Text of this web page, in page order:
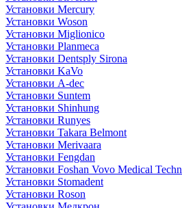
Установки Mercury
Установки Woson
Установки Miglionico
Установки Planmeca
Установки Dentsply Sirona
Установки KaVo
Установки A-dec
Установки Suntem
Установки Shinhung
Установки Runyes
Установки Takara Belmont
Установки Merivaara
Установки Fengdan
Установки Foshan Vovo Medical
Установки Stomadent
Установки Roson